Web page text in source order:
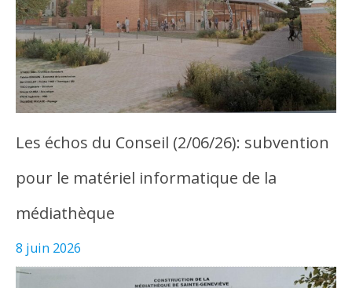
Les échos du Conseil (2/06/26): subvention
pour le matériel informatique de la
médiathèque
8 juin 2026